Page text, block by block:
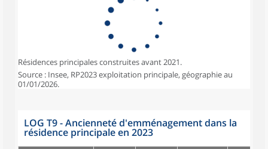
Résidences principales construites avant 2021.
Source : Insee, RP2023 exploitation principale, géographie au
01/01/2026.
LOG T9 - Ancienneté d'emménagement dans la
résidence principale en 2023